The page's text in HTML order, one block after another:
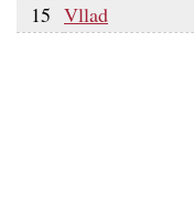
15 Vllad